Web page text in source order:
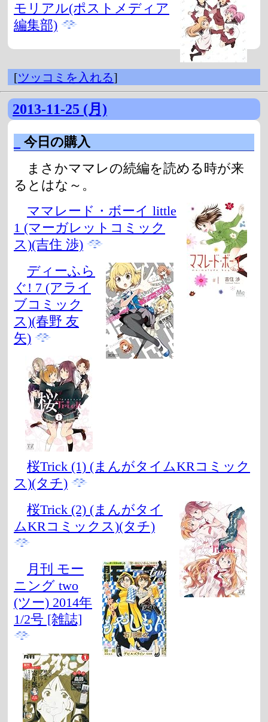
モリアル(ポストメディア
編集部)
[ツッコミを入れる]
2013-11-25 (月)
今日の購入
まさかママレの続編を読める時が来
るとはな～。
ママレード・ボーイ little
1 (マーガレットコミック
ス)(吉住 渉)
ディーふら
ぐ! 7 (アライ
ブコミック
ス)(春野 友
矢)
桜Trick (1) (まんがタイムKRコミック
ス)(タチ)
桜Trick (2) (まんがタイ
ムKRコミックス)(タチ)
月刊 モー
ニング two
(ツー) 2014年
1/2号 [雑誌]